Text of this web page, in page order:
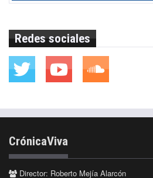
Redes sociales
CrónicaViva
Director: Roberto Mejía Alarcón